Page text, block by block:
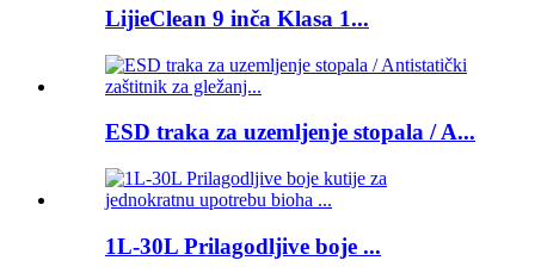
LijieClean 9 inča Klasa 1...
ESD traka za uzemljenje stopala / A...
1L-30L Prilagodljive boje ...